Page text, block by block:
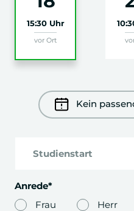
Fachexkursion
Eventmarketing
NürnbergMesse
Markenmanagement
Praxis-Projekt z.B.
München
15:30 Uhr
vor Ort
Kein
Anrede*
Frau
Herr